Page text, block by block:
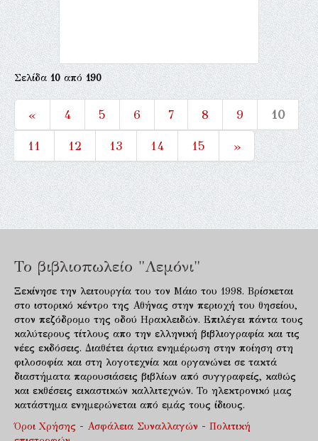
Σελίδα10από190
« 4 5 6 7 8 9
10
11
12 13 14 15 »
Το βιβλιοπωλείο "Λεμόνι"
Ξεκίνησε την λειτουργία του τον Μάιο του 1998. Βρίσκεται
στο ιστορικό κέντρο της Αθήνας στην περιοχή του θησείου,
στον πεζόδρομο της οδού Ηρακλειδών. Επιλέγει πάντα τους
καλύτερους τίτλους απο την ελληνική βιβλιογραφία και τις
νέες εκδόσεις. Διαθέτει άρτια ενημέρωση στην ποίηση στη
φιλοσοφία και στη λογοτεχνία και οργανώνει σε τακτά
διαστήματα παρουσιάσεις βιβλίων από συγγραφείς, καθώς
και εκθέσεις εικαστικών καλλιτεχνών. Το ηλεκτρονικό μας
κατάστημα ενημερώνεται από εμάς τους ίδιους.
Όροι Χρήσης - Ασφάλεια Συναλλαγών - Πολιτική